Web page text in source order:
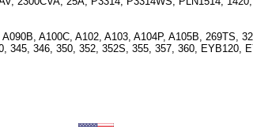
A100C, A102, A103, A104P, A105B, 269TS,
345, 346, 350, 352, 352S, 355, 357, 360,